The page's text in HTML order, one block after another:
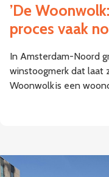
’De
proces vaak
In Amsterdam-Noord
winstoogmerk dat laat
Woonwolk is een